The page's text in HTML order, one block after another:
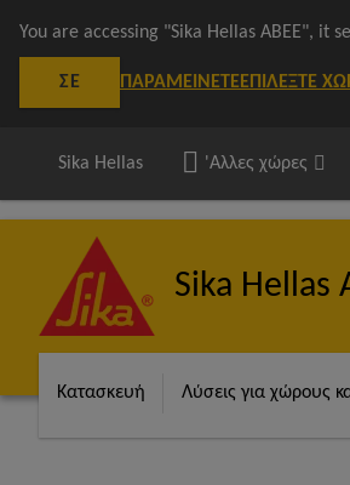
You are accessing "Sika Hellas ΑΒΕΕ", it
ΣΕ ΠΑΡΑΜΕΊΝΕΤΕΕΠΙΛΈΞΤΕ
Sika Hellas 'Αλλες χώρες
Sika Hellas
Κατασκευή Λύσεις για χώρους